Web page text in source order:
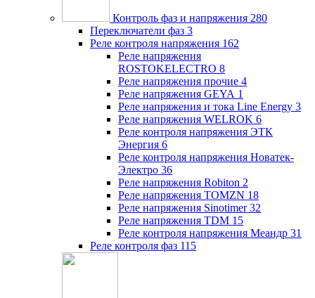
Контроль фаз и напряжения 280
Переключатели фаз 3
Реле контроля напряжения 162
Реле напряжения
ROSTOKELECTRO 8
Реле напряжения прочие 4
Реле напряжения GEYA 1
Реле напряжения и тока Line Energy 3
Реле напряжения WELROK 6
Реле контроля напряжения ЭТК
Энергия 6
Реле контроля напряжения Новатек-
Электро 36
Реле напряжения Robiton 2
Реле напряжения TOMZN 18
Реле напряжения Sinotimer 32
Реле напряжения TDM 15
Реле контроля напряжения Меандр 31
Реле контроля фаз 115